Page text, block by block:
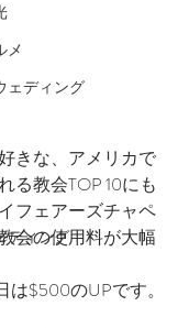
メ
ェディング
ディング
きな、アメリカで
る教会TOP 10にも
フェアーズチャペ
会の使用料が大幅
$500のUPです。